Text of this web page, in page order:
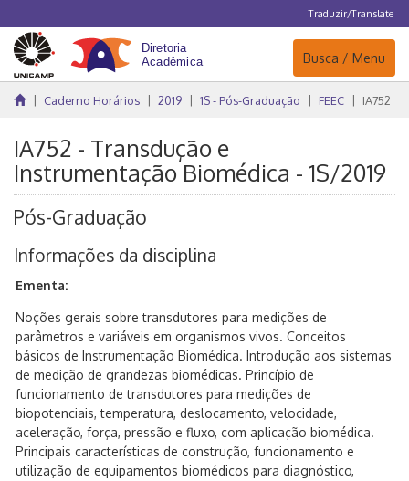
Traduzir/Translate
Navegação
Busca / Menu
Caderno Horários 2019 1S - Pós-Graduação FEEC IA752
IA752 - Transdução e
Instrumentação Biomédica - 1S/2019
Pós-Graduação
Informações da disciplina
Ementa:
Noções gerais sobre transdutores para medições de
parâmetros e variáveis em organismos vivos. Conceitos
básicos de Instrumentação Biomédica. Introdução aos sistemas
de medição de grandezas biomédicas. Princípio de
funcionamento de transdutores para medições de
biopotenciais, temperatura, deslocamento, velocidade,
aceleração, força, pressão e fluxo, com aplicação biomédica.
Principais características de construção, funcionamento e
utilização de equipamentos biomédicos para diagnóstico,